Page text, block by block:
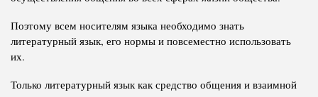
Поэтому всем носителям языка необходимо знать
литературный язык, его нормы и повсеместно использовать
их.
Только литературный язык как средство общения и взаимной